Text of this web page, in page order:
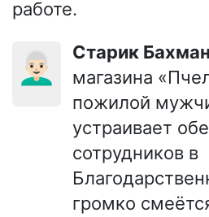
работе.
👨🏻‍🦳 Старик Бахман
магазина
пожилой
устраивает
сотрудников в
громко